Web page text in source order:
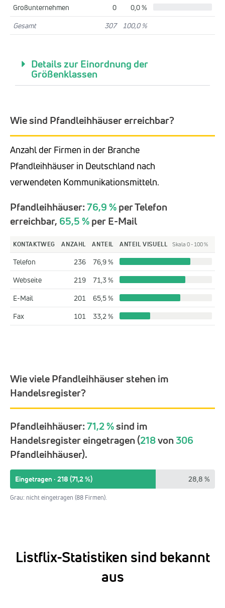
Großunternehmen 0
0,0 %
Gesamt
307 100,0 %
Details zur Einordnung der
Größenklassen
Wie sind Pfandleihhäuser erreichbar?
Anzahl der Firmen in der Branche
Pfandleihhäuser in Deutschland nach
verwendeten Kommunikationsmitteln.
Pfandleihhäuser:76,9 %per Telefon
erreichbar, 65,5 %per E-Mail
KONTAKTWEG ANZAHL ANTEIL ANTEIL VISUELL Skala 0 - 100 %
Telefon 236
76,9 %
Webseite
219
71,3 %
E-Mail
201
65,5 %
Fax
101 33,2 %
Wie viele Pfandleihhäuser stehen im
Handelsregister?
Pfandleihhäuser:71,2 %sind im
Handelsregister eingetragen (218von306
Pfandleihhäuser).
Eingetragen · 218 (71,2 %) 28,8 %
Grau: nicht eingetragen (88 Firmen).
Listflix-Statistiken sind bekannt
aus